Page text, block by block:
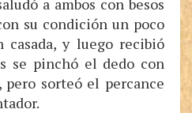
a ambos con besos
su condición un poco
casada, y luego recibió
se pinchó el dedo con
sorteó el percance